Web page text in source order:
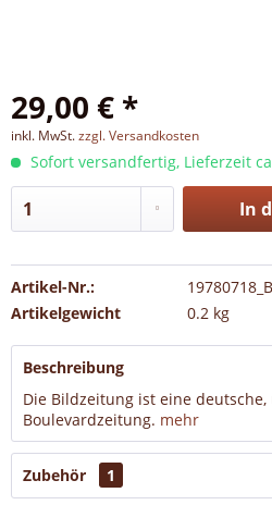
29,00 € *
inkl. MwSt.zzgl. Versandkosten
Sofort versandfertig, Lieferzeit
In
Artikel-Nr.:
Artikelgewicht
0.2 kg
Beschreibung
Die Bildzeitung ist eine
Boulevardzeitung. mehr
Zubehör 1